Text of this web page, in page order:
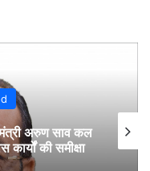
मंत्री अरुण साव कल
की समीक्षा